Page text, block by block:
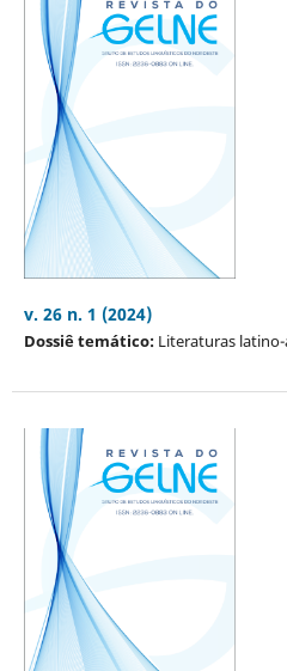
v. 26 n. 1 (2024)
Dossiê temático:Literaturas latino-